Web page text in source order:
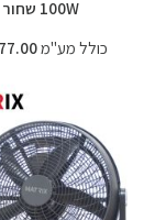
100W שחור
כולל מע"מ477.00 ₪